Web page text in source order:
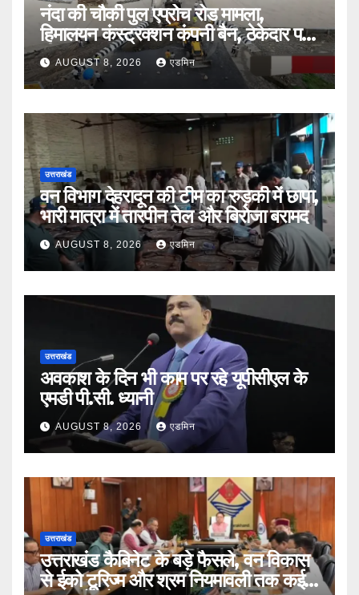
नंदा की चौकी पुल एप्रोच रोड मामला,
हिमालयन कंस्ट्रक्शन कंपनी बैन, ठेकेदार पर
भी एक्शन
AUGUST 8, 2026 एडमिन
उत्तराखंड
वन विभाग देहरादून की टीम का रुड़की में छापा,
भारी मात्रा में तारपीन तेल और बिरोजा बरामद
AUGUST 8, 2026 एडमिन
उत्तराखंड
अवकाश के दिन भी काम पर रहे यूपीसीएल के
एमडी पी.सी. ध्यानी
AUGUST 8, 2026 एडमिन
उत्तराखंड
उत्तराखंड कैबिनेट के बड़े फैसले, वन विकास
से ईको टूरिज्म और श्रम नियमावली तक कई